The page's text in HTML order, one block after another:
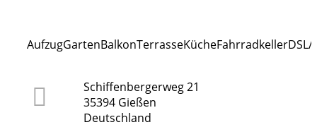
AufzugGartenBalkonTerrasseKücheFahrradkeller
Schiffenbergerweg 21
35394 Gießen
Deutschland